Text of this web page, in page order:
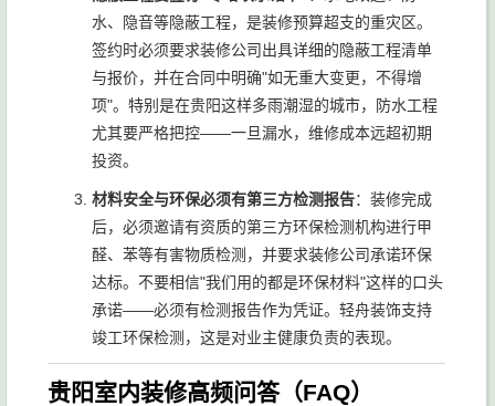
水、隐音等隐蔽工程，是装修预算超支的重灾区。
签约时必须要求装修公司出具详细的隐蔽工程清单
与报价，并在合同中明确"如无重大变更，不得增
项"。特别是在贵阳这样多雨潮湿的城市，防水工程
尤其要严格把控——一旦漏水，维修成本远超初期
投资。
材料安全与环保必须有第三方检测报告：装修完成
后，必须邀请有资质的第三方环保检测机构进行甲
醛、苯等有害物质检测，并要求装修公司承诺环保
达标。不要相信"我们用的都是环保材料"这样的口头
承诺——必须有检测报告作为凭证。轻舟装饰支持
竣工环保检测，这是对业主健康负责的表现。
贵阳室内装修高频问答（FAQ）